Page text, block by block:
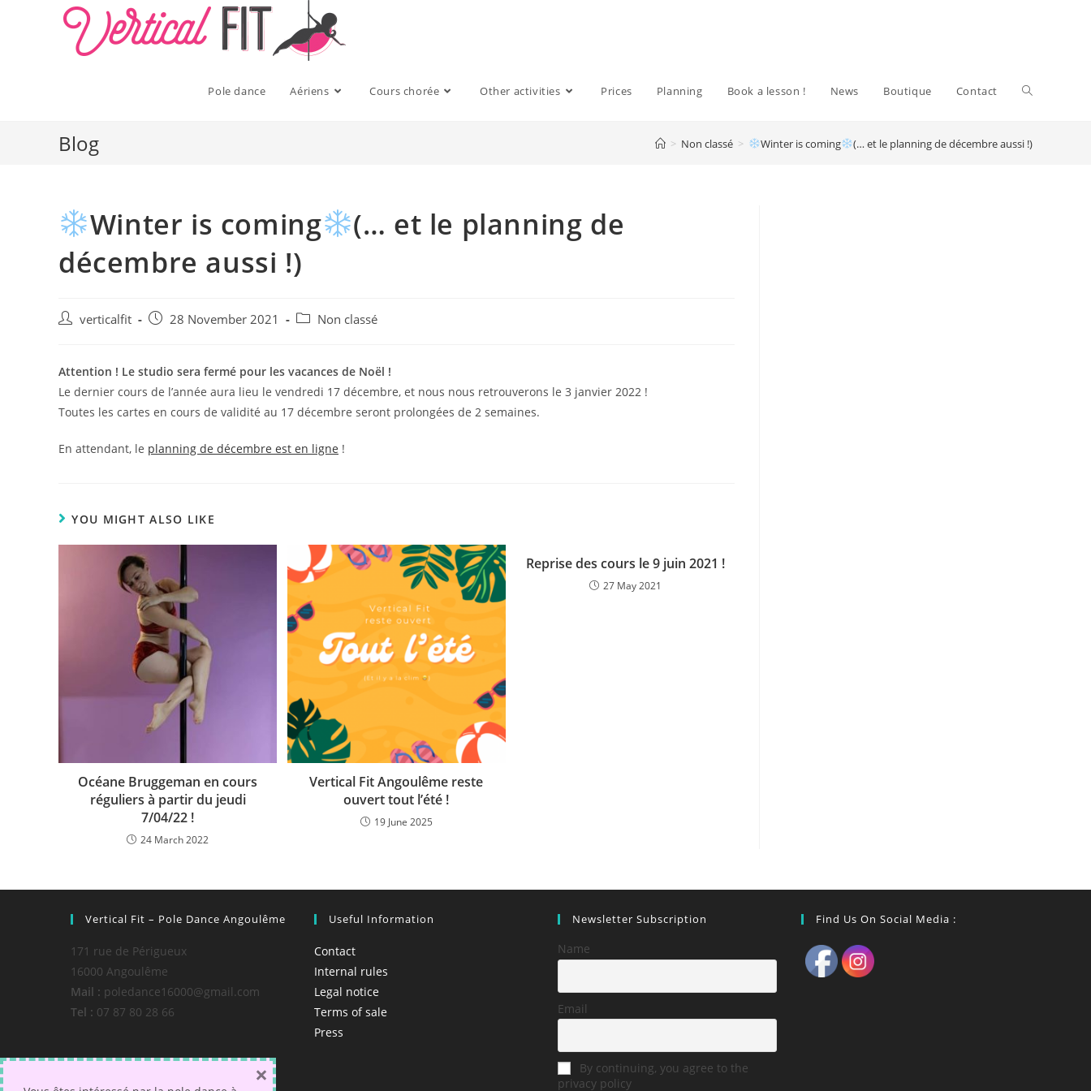
Pole dance Aériens Cours chorée Other activities Prices Planning Book a lesson ! News Boutique Contact Toggle
website
Blog > Non classé > Winter is coming (… et le planning de décembre aussi !)
Winter is coming
(… et le planning de
décembre aussi !)
Postverticalfit
Post 28 November 2021
Post Non classé
Attention ! Le studio sera fermé pour les vacances de Noël !
Le dernier cours de l’année aura lieu le vendredi 17 décembre, et nous nous retrouverons le 3 janvier 2022 !
Toutes les cartes en cours de validité au 17 décembre seront prolongées de 2 semaines.
En attendant, le planning de décembre est en ligne !
YOU MIGHT ALSO LIKE
Océane Bruggeman en cours
réguliers à partir du jeudi
7/04/22 !
24 March 2022
Vertical Fit Angoulême reste
ouvert tout l’été !
19 June 2025
Reprise des cours le 9 juin 2021 !
27 May 2021
Vertical Fit – Pole Dance Angoulême
171 rue de Périgueux
16000 Angoulême
Mail : poledance16000@gmail.com
Tel : 07 87 80 28 66
Useful Information
Contact
Internal rules
Legal notice
Terms of sale
Press
Newsletter Subscription
Name
Email
By continuing, you agree to the
privacy policy
Find Us On Social Media :
×